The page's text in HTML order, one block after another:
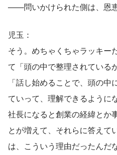
——問いかけられた側は、恩
児玉：
そう。めちゃくちゃラッキー
て「頭の中で整理されている
「話し始めることで、頭の
ていって、理解できるように
社長になると創業の経緯とか
とが増えて、それらに答えて
は、こういう理由だったんだ